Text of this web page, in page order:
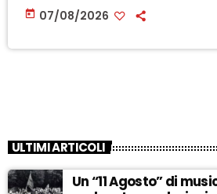
today 07/08/2026
ULTIMI ARTICOLI
Un “11 Agosto” di